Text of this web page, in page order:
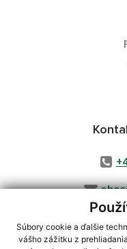
Súbory cookie a ďalšie
vášho zážitku z